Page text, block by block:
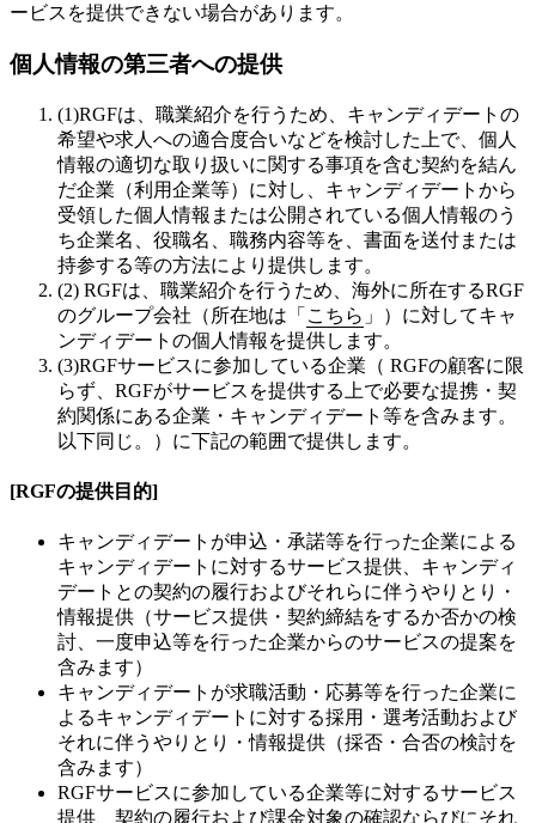
ービスを提供できない場合があります。
個人情報の第三者への提供
(1)RGFは、職業紹介を行うため、キャンディデートの
希望や求人への適合度合いなどを検討した上で、個人
情報の適切な取り扱いに関する事項を含む契約を結ん
だ企業（利用企業等）に対し、キャンディデートから
受領した個人情報または公開されている個人情報のう
ち企業名、役職名、職務内容等を、書面を送付または
持参する等の方法により提供します。
(2) RGFは、職業紹介を行うため、海外に所在するRGF
のグループ会社（所在地は「 こちら 」）に対してキャ
ンディデートの個人情報を提供します。
(3)RGFサービスに参加している企業（ RGFの顧客に限
らず、RGFがサービスを提供する上で必要な提携・契
約関係にある企業・キャンディデート等を含みます。
以下同じ。）に下記の範囲で提供します。
[RGFの提供目的]
キャンディデートが申込・承諾等を行った企業による
キャンディデートに対するサービス提供、キャンディ
デートとの契約の履行およびそれらに伴うやりとり・
情報提供（サービス提供・契約締結をするか否かの検
討、一度申込等を行った企業からのサービスの提案を
含みます）
キャンディデートが求職活動・応募等を行った企業に
よるキャンディデートに対する採用・選考活動および
それに伴うやりとり・情報提供（採否・合否の検討を
含みます）
RGFサービスに参加している企業等に対するサービス
提供、契約の履行および課金対象の確認ならびにそれ